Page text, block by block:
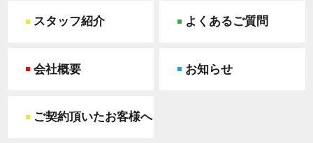
スタッフ紹介 よくあるご質問
会社概要 お知らせ
ご契約頂いたお客様へ